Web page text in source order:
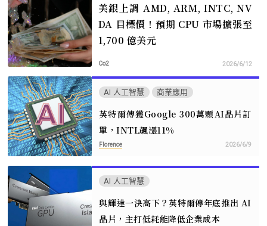
美銀上調 AMD, ARM, INTC, NV
DA 目標價！預期 CPU 市場擴張至
1,700 億美元
Co2 2026/6/12
AI 人工智慧 商業應用
英特爾傳獲Google 300萬顆AI晶片訂
單，INTL飆漲11%
Florence 2026/6/9
AI 人工智慧
與輝達一決高下？英特爾傳年底推出 AI
晶片，主打低耗能降低企業成本